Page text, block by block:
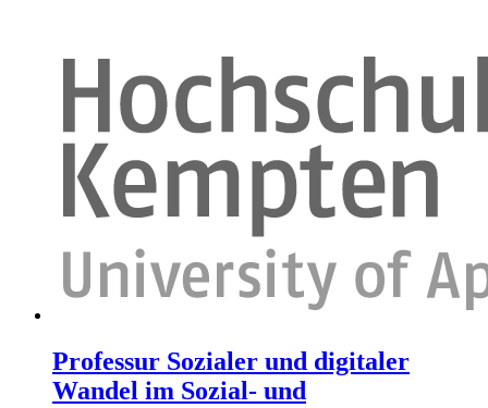
Professur Sozialer und digitaler
Wandel im Sozial- und